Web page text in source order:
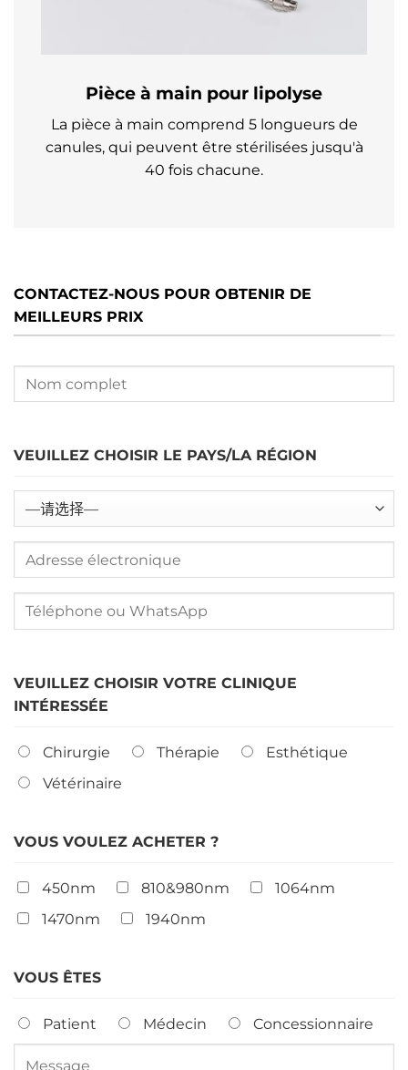
Pièce à main pour lipolyse
La pièce à main comprend 5 longueurs de
canules, qui peuvent être stérilisées jusqu'à
40 fois chacune.
CONTACTEZ-NOUS POUR OBTENIR DE
MEILLEURS PRIX
VEUILLEZ CHOISIR LE PAYS/LA RÉGION
VEUILLEZ CHOISIR VOTRE CLINIQUE
INTÉRESSÉE
Chirurgie Thérapie
Esthétique
Vétérinaire
VOUS VOULEZ ACHETER ?
450nm 810&980nm
1064nm
1470nm
1940nm
VOUS ÊTES
Patient Médecin Concessionnaire